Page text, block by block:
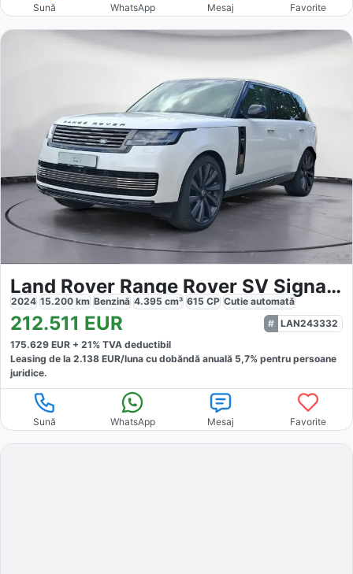
Sună WhatsApp Mesaj Favorite
Land Rover Range Rover SV Signature
2024 15.200 km Benzină 4.395 cm³ 615 CP Cutie automată
212.511 EUR
LAN243332
175.629 EUR + 21% TVA deductibil
Leasing de la 2.138 EUR/luna cu dobăndă anuală 5,7% pentru persoane
juridice.
Sună WhatsApp Mesaj Favorite